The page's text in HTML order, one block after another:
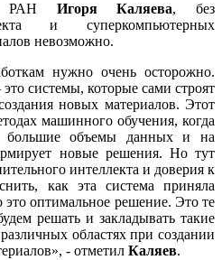
РАН Игоря Каляева, без
и суперкомпьютерных
невозможно.
нужно очень осторожно.
системы, которые сами строят
новых материалов. Этот
машинного обучения, когда
большие объемы данных и на
новые решения. Но тут
интеллекта и доверия к
как эта система приняла
это оптимальное решение. Это те
решать и закладывать такие
областях при создании
- отметил Каляев.